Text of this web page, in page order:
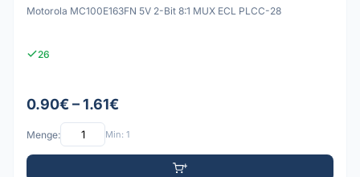
Motorola MC100E163FN 5V 2-Bit 8:1 MUX ECL PLCC-28
26
0.90€ – 1.61€
Menge: Min: 1